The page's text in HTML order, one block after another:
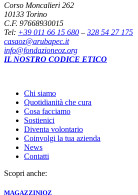
Corso Moncalieri 262
10133 Torino
C.F. 97668930015
Tel: +39 011 66 15 680 – 328 54 27 175
casaoz@arubapec.it
info@fondazioneoz.org
IL NOSTRO CODICE ETICO
Chi siamo
Quotidianità che cura
Cosa facciamo
Sostienici
Diventa volontario
Coinvolgi la tua azienda
News
Contatti
Scopri anche:
MAGAZZINIOZ